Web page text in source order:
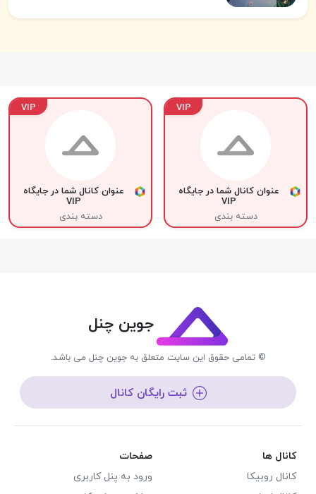
VIP
عنوان کانال شما در جایگاه
VIP
دسته بندی
VIP
عنوان کانال شما در جایگاه
VIP
دسته بندی
جوین چنل
© تمامی حقوق این سایت متعلق به جوین چنل می باشد.
ثبت رایگان کانال
کانال ها
کانال روبیکا
صفحات
ورود به پنل کاربری